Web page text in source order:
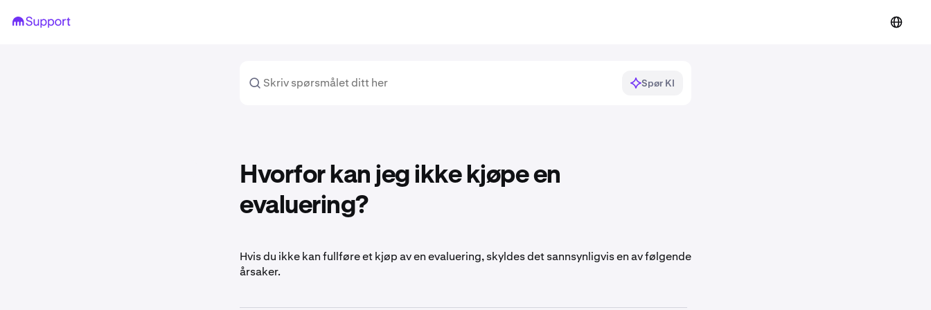
Spør KI
Hvorfor kan jeg ikke kjøpe en
evaluering?
Hvis du ikke kan fullføre et kjøp av en evaluering, skyldes det sannsynligvis en av følgende
årsaker.